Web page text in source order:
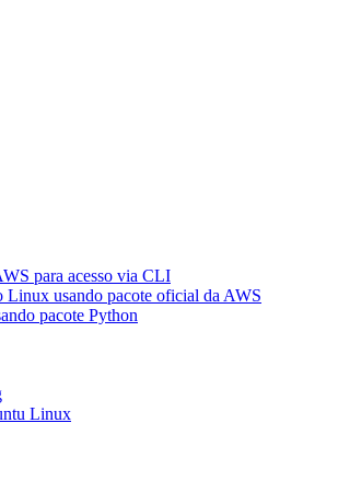
para acesso via CLI
usando pacote oficial da AWS
pacote Python
Linux